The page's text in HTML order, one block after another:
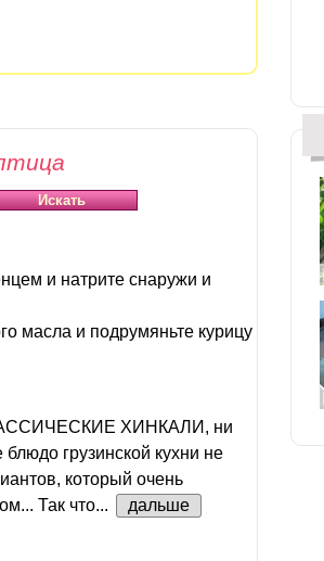
и натрите снаружи и
масла и подрумяньте курицу
ХИНКАЛИ, ни
блюдо грузинской кухни не
который очень
Так что...
дальше